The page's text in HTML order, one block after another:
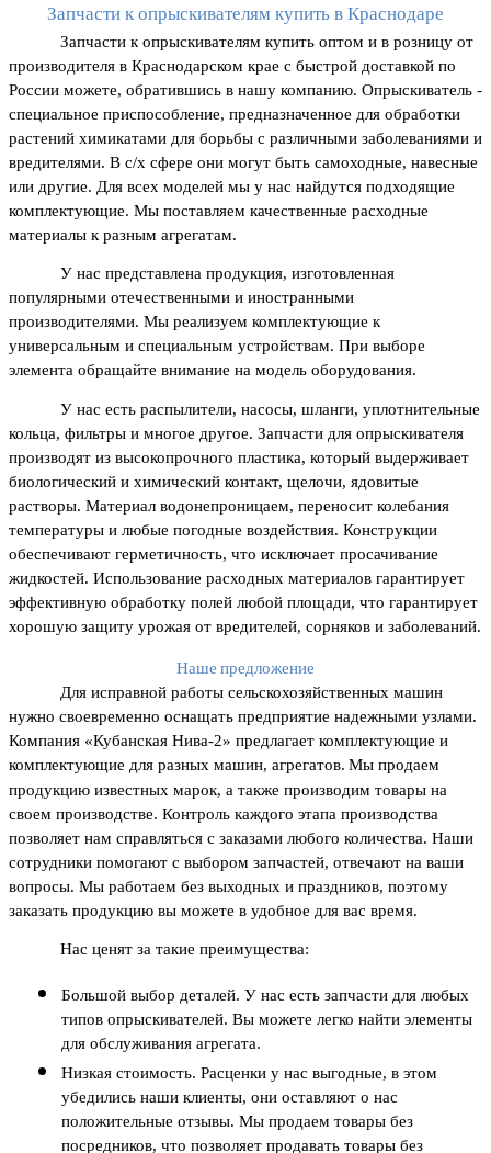
Запчасти к опрыскивателям купить в Краснодаре
Запчасти к опрыскивателям купить оптом и в розницу от
производителя в Краснодарском крае с быстрой доставкой по
России можете, обратившись в нашу компанию. Опрыскиватель -
специальное приспособление, предназначенное для обработки
растений химикатами для борьбы с различными заболеваниями и
вредителями. В с/х сфере они могут быть самоходные, навесные
или другие. Для всех моделей мы у нас найдутся подходящие
комплектующие. Мы поставляем качественные расходные
материалы к разным агрегатам.
У нас представлена продукция, изготовленная
популярными отечественными и иностранными
производителями. Мы реализуем комплектующие к
универсальным и специальным устройствам. При выборе
элемента обращайте внимание на модель оборудования.
У нас есть распылители, насосы, шланги, уплотнительные
кольца, фильтры и многое другое. Запчасти для опрыскивателя
производят из высокопрочного пластика, который выдерживает
биологический и химический контакт, щелочи, ядовитые
растворы. Материал водонепроницаем, переносит колебания
температуры и любые погодные воздействия. Конструкции
обеспечивают герметичность, что исключает просачивание
жидкостей. Использование расходных материалов гарантирует
эффективную обработку полей любой площади, что гарантирует
хорошую защиту урожая от вредителей, сорняков и заболеваний.
Наше предложение
Для исправной работы сельскохозяйственных машин
нужно своевременно оснащать предприятие надежными узлами.
Компания «Кубанская Нива-2» предлагает комплектующие и
комплектующие для разных машин, агрегатов. Мы продаем
продукцию известных марок, а также производим товары на
своем производстве. Контроль каждого этапа производства
позволяет нам справляться с заказами любого количества. Наши
сотрудники помогают с выбором запчастей, отвечают на ваши
вопросы. Мы работаем без выходных и праздников, поэтому
заказать продукцию вы можете в удобное для вас время.
Нас ценят за такие преимущества:
Большой выбор деталей. У нас есть запчасти для любых
типов опрыскивателей. Вы можете легко найти элементы
для обслуживания агрегата.
Низкая стоимость. Расценки у нас выгодные, в этом
убедились наши клиенты, они оставляют о нас
положительные отзывы. Мы продаем товары без
посредников, что позволяет продавать товары без